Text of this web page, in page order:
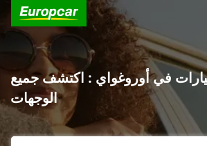
في أوروغواي : اكتشف جميع
الوجهات